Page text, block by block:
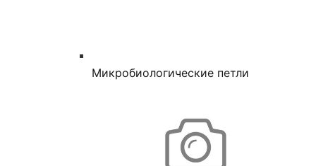
Микробиологические петли